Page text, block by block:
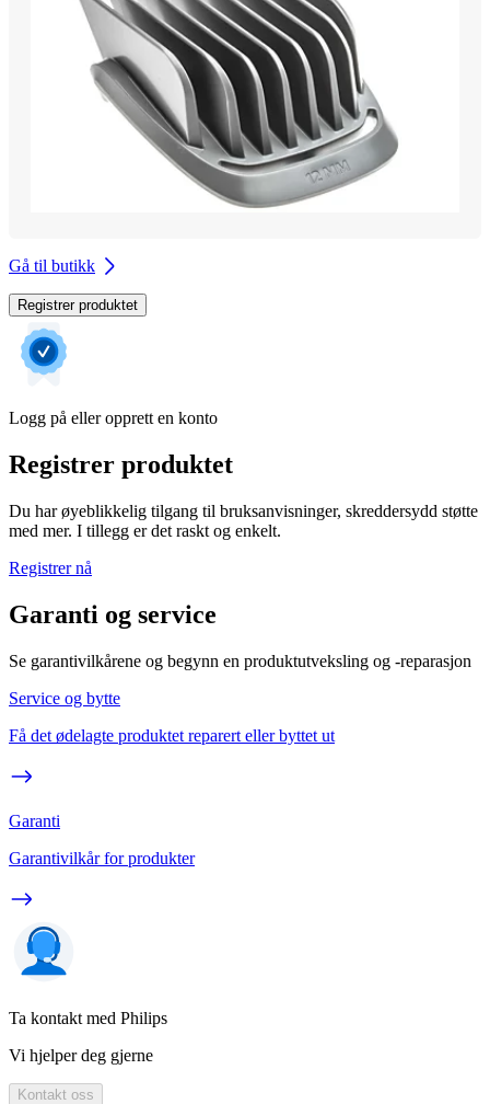
Gå til butikk
Registrer produktet
Logg på eller opprett en konto
Registrer produktet
Du har øyeblikkelig tilgang til bruksanvisninger, skreddersydd støtte
med mer. I tillegg er det raskt og enkelt.
Registrer nå
Garanti og service
Se garantivilkårene og begynn en produktutveksling og -reparasjon
Service og bytte
Få det ødelagte produktet reparert eller byttet ut
Garanti
Garantivilkår for produkter
Ta kontakt med Philips
Vi hjelper deg gjerne
Kontakt oss